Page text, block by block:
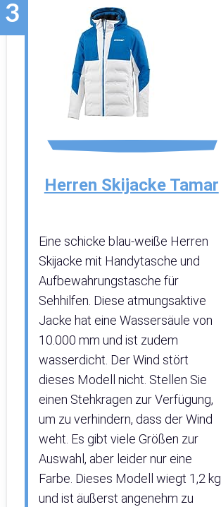
Herren Skijacke Tamar
Eine schicke blau-weiße Herren
Skijacke mit Handytasche und
Aufbewahrungstasche für
Sehhilfen. Diese atmungsaktive
Jacke hat eine Wassersäule von
10.000 mm und ist zudem
wasserdicht. Der Wind stört
dieses Modell nicht. Stellen Sie
einen Stehkragen zur Verfügung,
um zu verhindern, dass der Wind
weht. Es gibt viele Größen zur
Auswahl, aber leider nur eine
Farbe. Dieses Modell wiegt 1,2 kg
und ist äußerst angenehm zu